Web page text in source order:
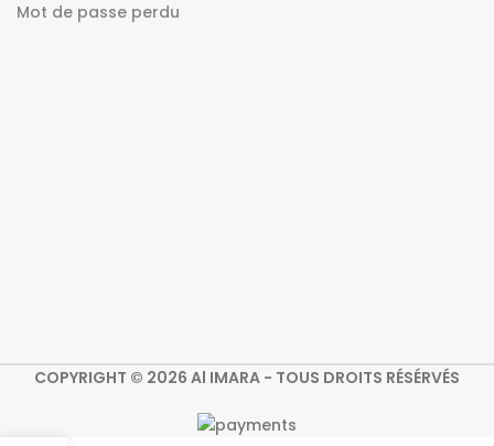
Mot de passe perdu
COPYRIGHT © 2026 Al IMARA - TOUS DROITS RÉSÉRVÉS